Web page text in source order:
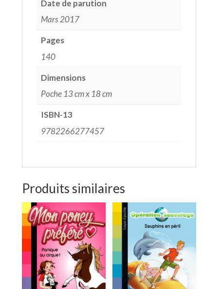
Date de parution
Mars 2017
Pages
140
Dimensions
Poche 13 cm x 18 cm
ISBN-13
9782266277457
Produits similaires